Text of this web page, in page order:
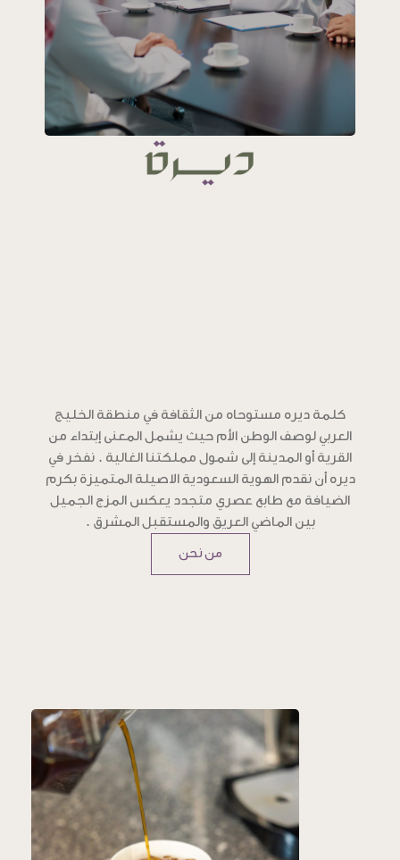
كلمة ديره مستوحاه من الثقافة في منطقة الخليج
العربي لوصف الوطن الأم حيث يشمل المعنى إبتداء من
القرية أو المدينة إلى شمول مملكتنا الغالية . نفخر في
ديره أن نقدم الهوية السعودية الاصيلة المتميزة بكرم
الضيافة مع طابع عصري متجدد يعكس المزج الجميل
بين الماضي العريق والمستقبل المشرق .
من نحن